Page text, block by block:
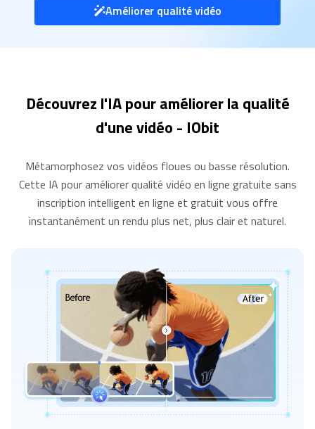
Améliorer qualité vidéo
Découvrez l'IA pour améliorer la qualité
d'une vidéo - IObit
Métamorphosez vos vidéos floues ou basse résolution.
Cette IA pour améliorer qualité vidéo en ligne gratuite sans
inscription intelligent en ligne et gratuit vous offre
instantanément un rendu plus net, plus clair et naturel.